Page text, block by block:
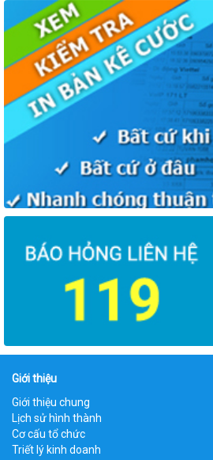
Giới thiệu
Giới thiệu chung
Lịch sử hình thành
Cơ cấu tổ chức
Triết lý kinh doanh